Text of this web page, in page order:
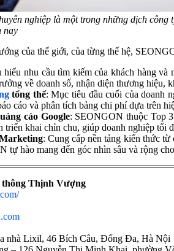
nghiệp là một trong những dịch công
nay
của thế giới, của từng thế hệ,
hiểu nhu cầu tìm kiếm của khách hàng
về doanh số, nhận diện thương hiệu,
tổng thể: Mục tiêu đầu cuối của doanh
cáo và phân tích bảng chi phí dựa trên
cáo Google: SEONGON thuộc Top
triển khai chỉn chu, giúp doanh nghiệp tối
: Cung cấp nền tảng kiến thức từ
tự hào mang đến góc nhìn sâu và rộng
Thịnh Vượng
nhà Lixil, 46 Bích Câu, Đống Đa, Hà Nội